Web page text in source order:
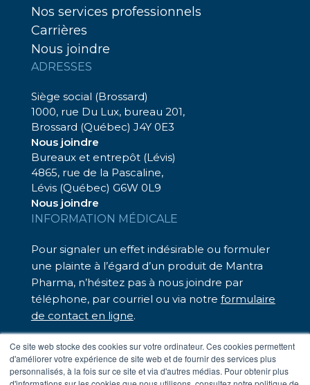
Ce site web stocke des cookies sur votre ordinateur. Ces cookies permettent
d'améliorer votre expérience de site web et de fournir des services plus
personnalisés, à la fois sur ce site et via d'autres médias. Pour obtenir plus
Nos services professionnels
Carrières
Nous joindre
ADRESSES
Siège social (Brossard)
1000, rue Du Lux, bureau 201,
Brossard (Québec) J4Y 0E3
Nous joindre
Bureaux et entrepôt (Lévis)
4865, rue de la Pascaline,
Lévis (Québec) G6W 0L9
Nous joindre
INFORMATION MÉDICALE
Pour signaler un effet indésirable ou formuler
une plainte à l’égard d’un produit de Mantra
Pharma, n’hésitez pas à nous joindre par
téléphone, par courriel ou via notre formulaire
de contact en ligne.
Nous sommes là pour vous assister.
– Téléphone sans frais : 1 833 248-7326
– Par courriel :medinfo@mantrapharma.ca